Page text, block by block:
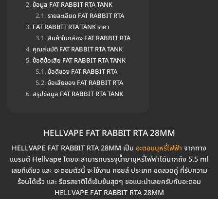
ข้อมูล FAT RABBIT RTA TANK
รายละเอียด FAT RABBIT RTA
FAT RABBIT RTA TANK ราคา
สินค้าในกล่อง FAT RABBIT RTA
คุณสมบัติ FAT RABBIT RTA TANK
ข้อดีข้อเสีย FAT RABBIT RTA TANK
ข้อดีของ FAT RABBIT RTA
ข้อเสียของ FAT RABBIT RTA
สรุปข้อมูล FAT RABBIT RTA TANK
HELLVAPE FAT RABBIT RTA 28MM
HELLVAPE FAT RABBIT RTA 28MM เป็น อะตอมบุหรี่ไฟฟ้า จากทาง
แบรนด์ Hellvape โดยจะสามารถบรรจุน้ำยาบุหรี่ไฟฟ้าได้มากถึง 5.5 ml
เลยทีเดียว และ อะตอมตัวนี้ จะใช้งาน คอยล์ ประเภท ขดลวดคู่ ที่รับความ
ร้อนได้เร็ว และ รีดรสชาติได้เข้มข้นสุดๆ ขอแนะนำเลยครับกับอะตอม
HELLVAPE FAT RABBIT RTA 28MM